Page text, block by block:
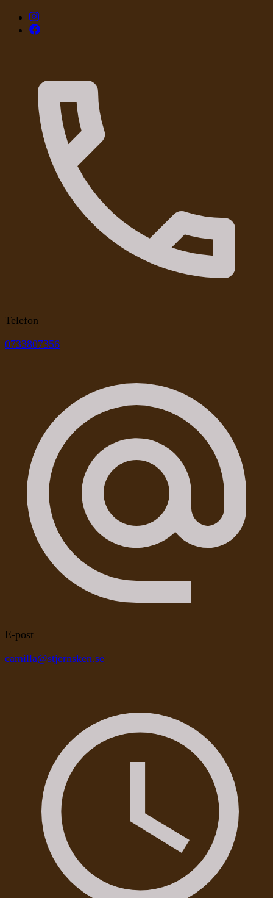
Telefon
0733807356
E-post
camilla@stjernsken.se